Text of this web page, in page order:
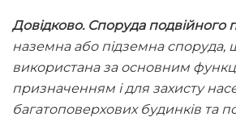
Довідково. Споруда подвійного
наземна або підземна
використана за основним
призначенням і для захисту
багатоповерхових будинків та